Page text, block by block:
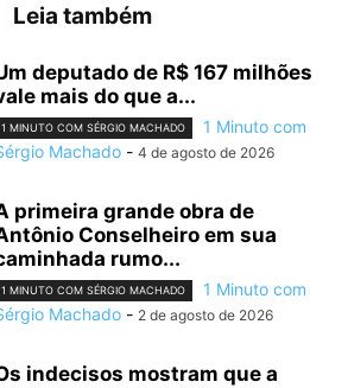
Leia também
deputado de R$ 167 milhões
mais do que a...
1 MINUTO COM SÉRGIO MACHADO
1 Minuto com
Machado - 4 de agosto de 2026
primeira grande obra de
Conselheiro em sua
rumo...
1 MINUTO COM SÉRGIO MACHADO
1 Minuto com
Machado - 2 de agosto de 2026
indecisos mostram que a